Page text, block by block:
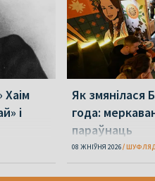
Хаім
і
Як змянілася
года:
параўнаць
08 ЖНІЎНЯ 2026